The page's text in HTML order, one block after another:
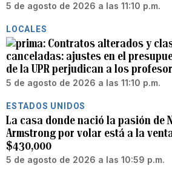
5 de agosto de 2026 a las 11:10 p.m.
LOCALES
Contratos alterados y
canceladas: ajustes en el
de la UPR perjudican a los
5 de agosto de 2026 a las 11:10 p.m.
ESTADOS UNIDOS
La casa donde nació la pasión de
Armstrong por volar está a la
$430,000
5 de agosto de 2026 a las 10:59 p.m.